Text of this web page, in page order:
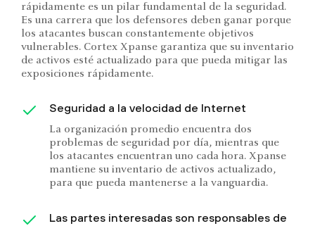
rápidamente es un pilar fundamental de la seguridad.
Es una carrera que los defensores deben ganar porque
los atacantes buscan constantemente objetivos
vulnerables. Cortex Xpanse garantiza que su inventario
de activos esté actualizado para que pueda mitigar las
exposiciones rápidamente.
Seguridad a la velocidad de Internet
La organización promedio encuentra dos
problemas de seguridad por día, mientras que
los atacantes encuentran uno cada hora. Xpanse
mantiene su inventario de activos actualizado,
para que pueda mantenerse a la vanguardia.
Las partes interesadas son responsables de